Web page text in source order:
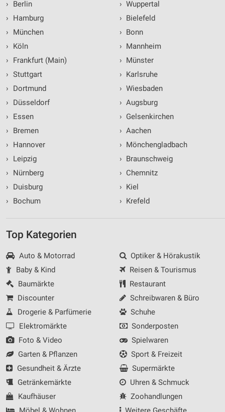
›
Berlin
›
Hamburg
›
München
›
Köln
›
Frankfurt (Main)
› Stuttgart
›
Dortmund
›
Düsseldorf
›
Essen
›
Bremen
›
Hannover
›
Leipzig
›
Nürnberg
›
Duisburg
›
Bochum
› Wuppertal
› Bielefeld
› Bonn
› Mannheim
› Münster
› Karlsruhe
› Wiesbaden
› Augsburg
› Gelsenkirchen
› Aachen
› Mönchengladbach
› Braunschweig
› Chemnitz
› Kiel
› Krefeld
Top Kategorien
Auto & Motorrad
Baby & Kind
Baumärkte
Discounter
Drogerie & Parfümerie
Elektromärkte
Foto & Video
Garten & Pflanzen
Gesundheit & Ärzte
Getränkemärkte
Kaufhäuser
Optiker & Hörakustik
Reisen & Tourismus
Restaurant
Schreibwaren & Büro
Schuhe
Sonderposten
Spielwaren
Sport & Freizeit
Supermärkte
Uhren & Schmuck
Zoohandlungen